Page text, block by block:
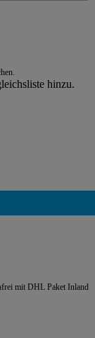
hinzu.
mit DHL Paket Inland